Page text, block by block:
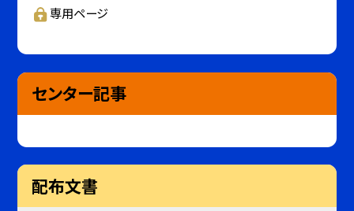
専用ページ
センター記事
配布文書